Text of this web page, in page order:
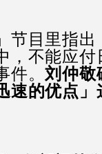
节目里指
，不能应
件。刘仲敬
速的优点